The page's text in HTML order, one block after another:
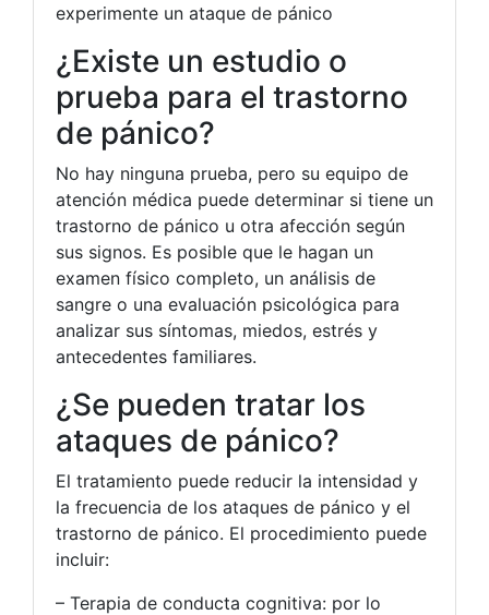
experimente un ataque de pánico
¿Existe un estudio o
prueba para el trastorno
de pánico?
No hay ninguna prueba, pero su equipo de
atención médica puede determinar si tiene un
trastorno de pánico u otra afección según
sus signos. Es posible que le hagan un
examen físico completo, un análisis de
sangre o una evaluación psicológica para
analizar sus síntomas, miedos, estrés y
antecedentes familiares.
¿Se pueden tratar los
ataques de pánico?
El tratamiento puede reducir la intensidad y
la frecuencia de los ataques de pánico y el
trastorno de pánico. El procedimiento puede
incluir:
– Terapia de conducta cognitiva: por lo